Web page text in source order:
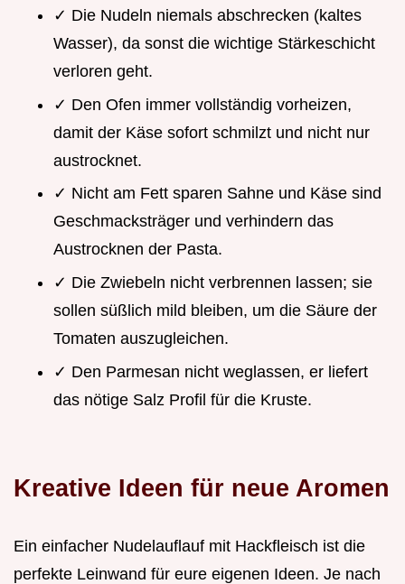
✓ Die Nudeln niemals abschrecken (kaltes
Wasser), da sonst die wichtige Stärkeschicht
verloren geht.
✓ Den Ofen immer vollständig vorheizen,
damit der Käse sofort schmilzt und nicht nur
austrocknet.
✓ Nicht am Fett sparen Sahne und Käse sind
Geschmacksträger und verhindern das
Austrocknen der Pasta.
✓ Die Zwiebeln nicht verbrennen lassen; sie
sollen süßlich mild bleiben, um die Säure der
Tomaten auszugleichen.
✓ Den Parmesan nicht weglassen, er liefert
das nötige Salz Profil für die Kruste.
Kreative Ideen für neue Aromen
Ein einfacher Nudelauflauf mit Hackfleisch ist die
perfekte Leinwand für eure eigenen Ideen. Je nach